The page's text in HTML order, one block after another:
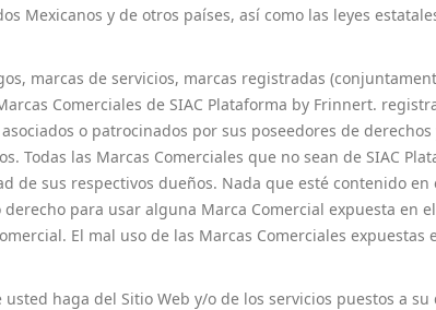
Mexicanos y de otros países, así como las leyes
marcas de servicios, marcas registradas
Comerciales de SIAC Plataforma by Frinnert.
o patrocinados por sus poseedores de
Todas las Marcas Comerciales que no sean de SIAC
de sus respectivos dueños. Nada que esté contenido
para usar alguna Marca Comercial expuesta en
El mal uso de las Marcas Comerciales
haga del Sitio Web y/o de los servicios puestos a